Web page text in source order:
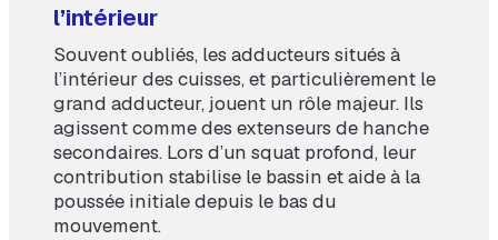
l’intérieur
Souvent oubliés, les adducteurs situés à
l’intérieur des cuisses, et particulièrement le
grand adducteur, jouent un rôle majeur. Ils
agissent comme des extenseurs de hanche
secondaires. Lors d’un squat profond, leur
contribution stabilise le bassin et aide à la
poussée initiale depuis le bas du
mouvement.